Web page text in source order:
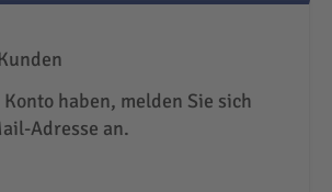
Konto haben, melden Sie sich
Adresse an.